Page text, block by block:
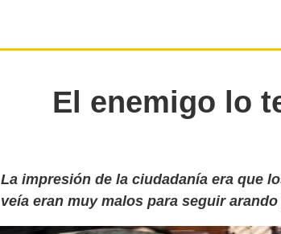
El enemigo lo
La impresión de la ciudadanía era que
veía eran muy malos para seguir